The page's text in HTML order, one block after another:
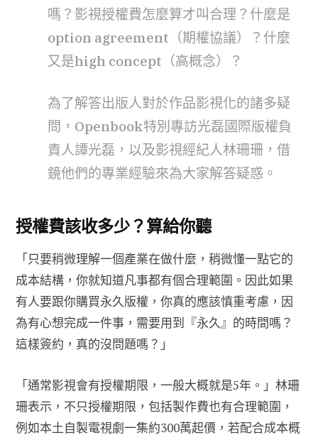
嗎？影視授權費怎麼算才叫合理？什麼是
option agreement（期權協議）？什麼
又是high concept（高概念）？
為了解答出版人對於作品影視化的諸多疑
問，Openbook特別專訪光磊國際版權負
責人譚光磊，以及影視經紀人林珊珊，借
鏡他們的專業經驗來為大家解答疑惑。
授權費該收多少？算給你聽
「只要稍微理解一個產業在做什麼，稍微懂一點它的
成本結構，你就知道凡事都有個合理範圍。因此如果
有人要跟你購買永久版權，你真的應該慎重考慮，因
為有心想完成一件事，需要用到『永久』的時間嗎？
這樣簽約，真的沒問題嗎？」
「通常影視會有授權期限，一般大概就是5年。」林珊
珊表示，不只授權期限，包括製作費也有合理範圍，
例如本土自製電視劇一集約300萬起價，若配合成本概